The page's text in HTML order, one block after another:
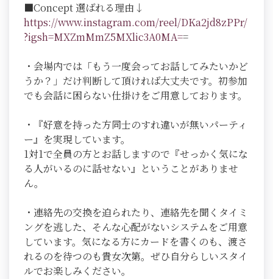
■Concept 選ばれる理由↓
https://www.instagram.com/reel/DKa2jd8zPPr/
?igsh=MXZmMmZ5MXlic3A0MA==
・会場内では「もう一度会ってお話してみたいかど
うか？」だけ判断して頂ければ大丈夫です。初参加
でも会話に困らない仕掛けをご用意しております。
・『好意を持った方同士のすれ違いが無いパーティ
ー』を実現しています。
1対1で全員の方とお話しますので『せっかく気にな
る人がいるのに話せない』ということがありませ
ん。
・連絡先の交換を迫られたり、連絡先を聞くタイミ
ングを逃した、そんな心配がないシステムをご用意
しています。気になる方にカードを書くのも、渡さ
れるのを待つのも貴女次第。ぜひ自分らしいスタイ
ルでお楽しみください。